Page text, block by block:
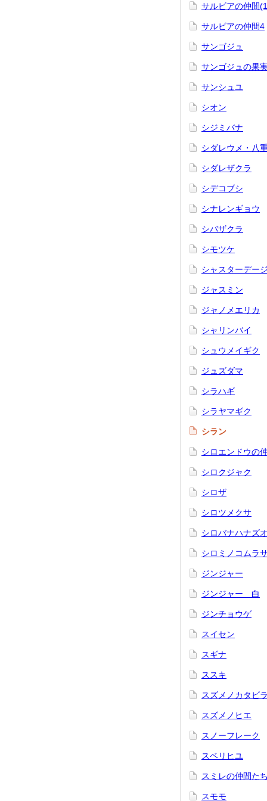
サルビアの仲間
サルビアの仲間4
サンゴジュ
サンゴジュの果
サンシュユ
シオン
シジミバナ
シダレウメ・八
シダレザクラ
シデコブシ
シナレンギョウ
シバザクラ
シモツケ
シャスターデー
ジャスミン
ジャノメエリカ
シャリンバイ
シュウメイギク
ジュズダマ
シラハギ
シラヤマギク
シラン
シロエンドウの
シロクジャク
シロザ
シロツメクサ
シロバナハナズ
シロミノコムラ
ジンジャー
ジンジャー 白
ジンチョウゲ
スイセン
スギナ
ススキ
スズメノカタビラ
スズメノヒエ
スノーフレーク
スベリヒユ
スミレの仲間たち
スモモ